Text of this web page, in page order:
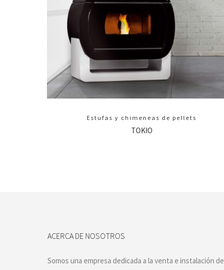
Estufas y chimeneas de pellets
TOKIO
ACERCA DE NOSOTROS
Somos una empresa dedicada a la venta e instalación de